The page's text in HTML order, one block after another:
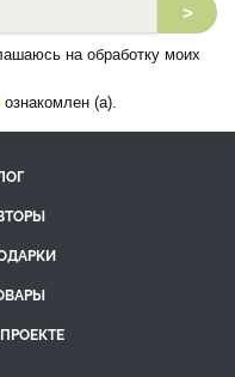
>
на обработку моих
ознакомлен (а).